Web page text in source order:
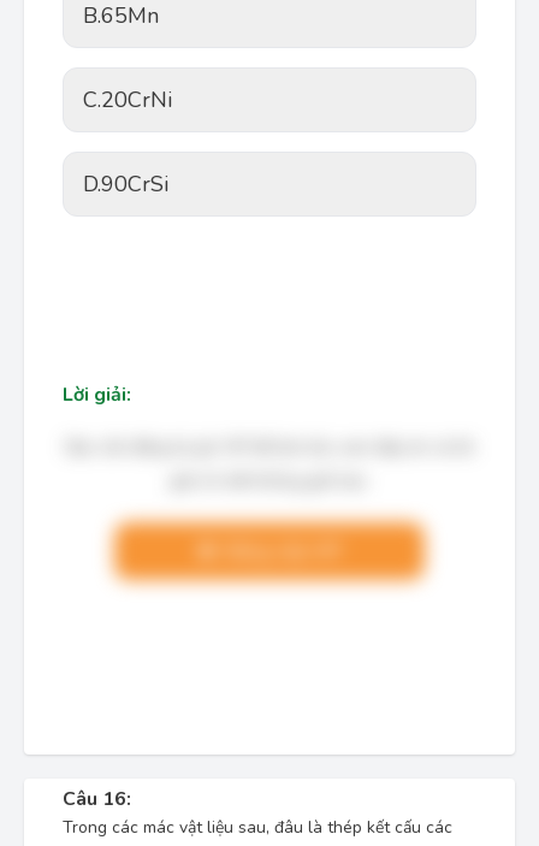
B.65Mn
C.20CrNi
D.90CrSi
Lời giải:
Câu 16:
Trong các mác vật liệu sau, đâu là thép kết cấu các